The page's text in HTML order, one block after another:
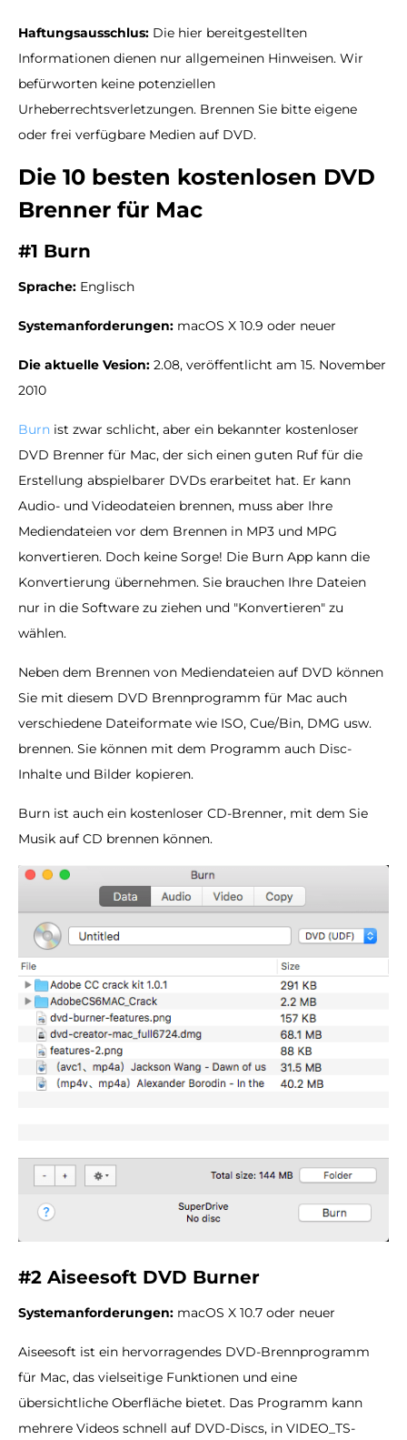
Haftungsausschlus: Die hier bereitgestellten
Informationen dienen nur allgemeinen Hinweisen. Wir
befürworten keine potenziellen
Urheberrechtsverletzungen. Brennen Sie bitte eigene
oder frei verfügbare Medien auf DVD.
Die 10 besten kostenlosen DVD
Brenner für Mac
#1 Burn
Sprache: Englisch
Systemanforderungen: macOS X 10.9 oder neuer
Die aktuelle Vesion: 2.08, veröffentlicht am 15. November
2010
Burn ist zwar schlicht, aber ein bekannter kostenloser
DVD Brenner für Mac, der sich einen guten Ruf für die
Erstellung abspielbarer DVDs erarbeitet hat. Er kann
Audio- und Videodateien brennen, muss aber Ihre
Mediendateien vor dem Brennen in MP3 und MPG
konvertieren. Doch keine Sorge! Die Burn App kann die
Konvertierung übernehmen. Sie brauchen Ihre Dateien
nur in die Software zu ziehen und "Konvertieren" zu
wählen.
Neben dem Brennen von Mediendateien auf DVD können
Sie mit diesem DVD Brennprogramm für Mac auch
verschiedene Dateiformate wie ISO, Cue/Bin, DMG usw.
brennen. Sie können mit dem Programm auch Disc-
Inhalte und Bilder kopieren.
Burn ist auch ein kostenloser CD-Brenner, mit dem Sie
Musik auf CD brennen können.
#2 Aiseesoft DVD Burner
Systemanforderungen: macOS X 10.7 oder neuer
Aiseesoft ist ein hervorragendes DVD-Brennprogramm
für Mac, das vielseitige Funktionen und eine
übersichtliche Oberfläche bietet. Das Programm kann
mehrere Videos schnell auf DVD-Discs, in VIDEO_TS-